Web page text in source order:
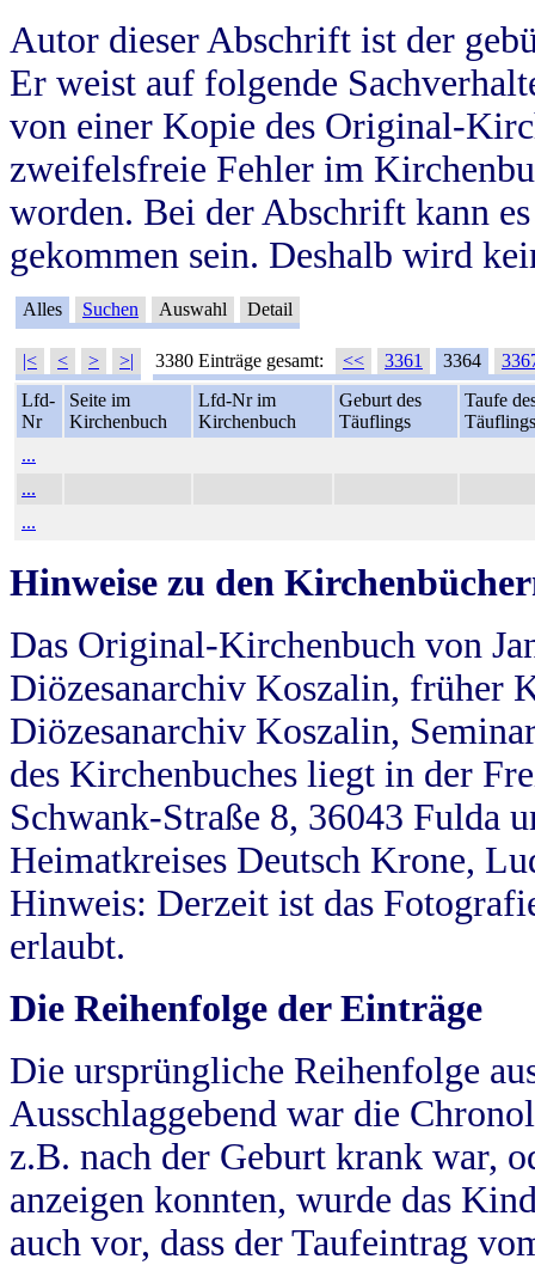
Autor dieser Abschrift ist der
Er weist auf folgende
von einer Kopie des Original-
zweifelsfreie Fehler im
worden. Bei der Abschrift kann
gekommen sein. Deshalb wird
Alles Suchen Auswahl Detail
|< < > >| 3380 Einträge gesamt: << 3361 3364
Lfd-
Nr
Seite im
Kirchenbuch
Lfd-Nr im
Kirchenbuch
Geburt des
Täuflings
Taufe
Täuflings
...
...
...
Hinweise zu den
Das Original-Kirchenbuch von
Diözesanarchiv Koszalin, früher
Diözesanarchiv Koszalin,
des Kirchenbuches liegt in der
Schwank-Straße 8, 36043 Fulda
Heimatkreises Deutsch Krone,
Hinweis: Derzeit ist das
erlaubt.
Die Reihenfolge der Einträge
Die ursprüngliche Reihenfolge
Ausschlaggebend war die
z.B. nach der Geburt krank war,
anzeigen konnten, wurde das
auch vor, dass der Taufeintrag